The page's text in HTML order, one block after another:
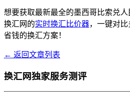
想要获取最新最全的墨西哥比索兑
换汇网的实时换汇比价器，一键对
省钱的换汇方案！
← 返回文章列表
换汇网独家服务测评